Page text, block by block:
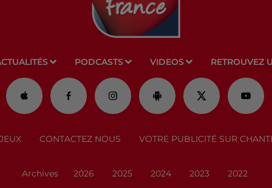
PODCASTS VIDEOS RETROUVEZ
CONTACTEZ NOUS VOTRE PUBLICITÉ SUR
Archives 2026 2025 2024 2023 2022